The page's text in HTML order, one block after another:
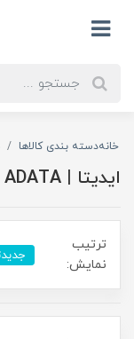
خانهدسته بندی کالاها
ایدیتا | ADATA
ترتیب
نمایش: